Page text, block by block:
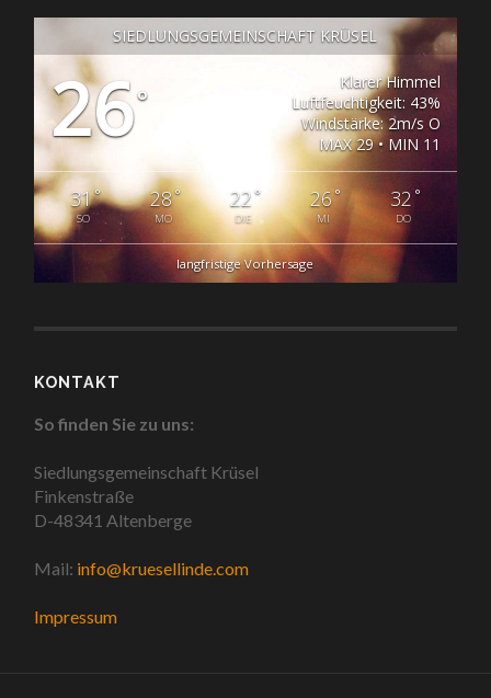
SIEDLUNGSGEMEINSCHAFT KRÜSEL
26°
Klarer Himmel
Luftfeuchtigkeit: 43%
Windstärke: 2m/s O
MAX 29 • MIN 11
31°
SO
28°
MO
22 °
DIE
26°
MI
32 °
DO
langfristige Vorhersage
KONTAKT
So finden Sie zu uns:
Siedlungsgemeinschaft Krüsel
Finkenstraße
D-48341 Altenberge
Mail: info@kruesellinde.com
Impressum